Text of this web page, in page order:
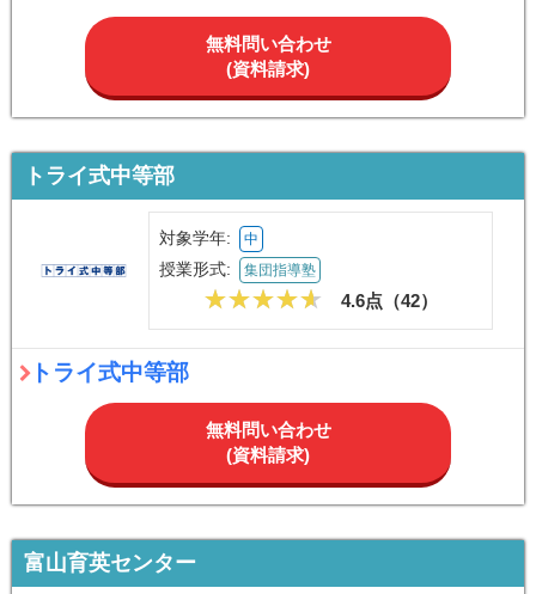
無料問い合わせ
(資料請求)
トライ式中等部
対象学年: 中
授業形式: 集団指導塾
4.6点（42）
トライ式中等部
無料問い合わせ
(資料請求)
富山育英センター